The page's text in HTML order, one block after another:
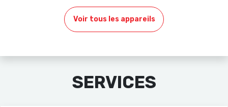
Voir tous les appareils
SERVICES